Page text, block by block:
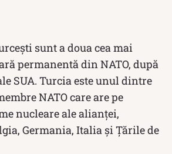
sunt a doua cea mai
permanentă din NATO, după
SUA. Turcia este unul dintre
NATO care are pe
nucleare ale alianței,
Germania, Italia și Țările de